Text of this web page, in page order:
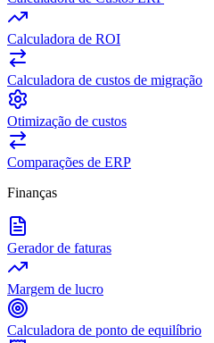
Calculadora de ROI
Calculadora de custos de migração
Otimização de custos
Comparações de ERP
Finanças
Gerador de faturas
Margem de lucro
Calculadora de ponto de equilíbrio